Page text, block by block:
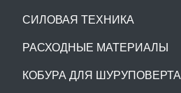
СИЛОВАЯ ТЕХНИКА
РАСХОДНЫЕ МАТЕРИАЛЫ
КОБУРА ДЛЯ ШУРУПОВЕРТА